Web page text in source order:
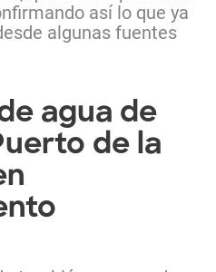
así lo que ya
algunas fuentes
agua de
de la